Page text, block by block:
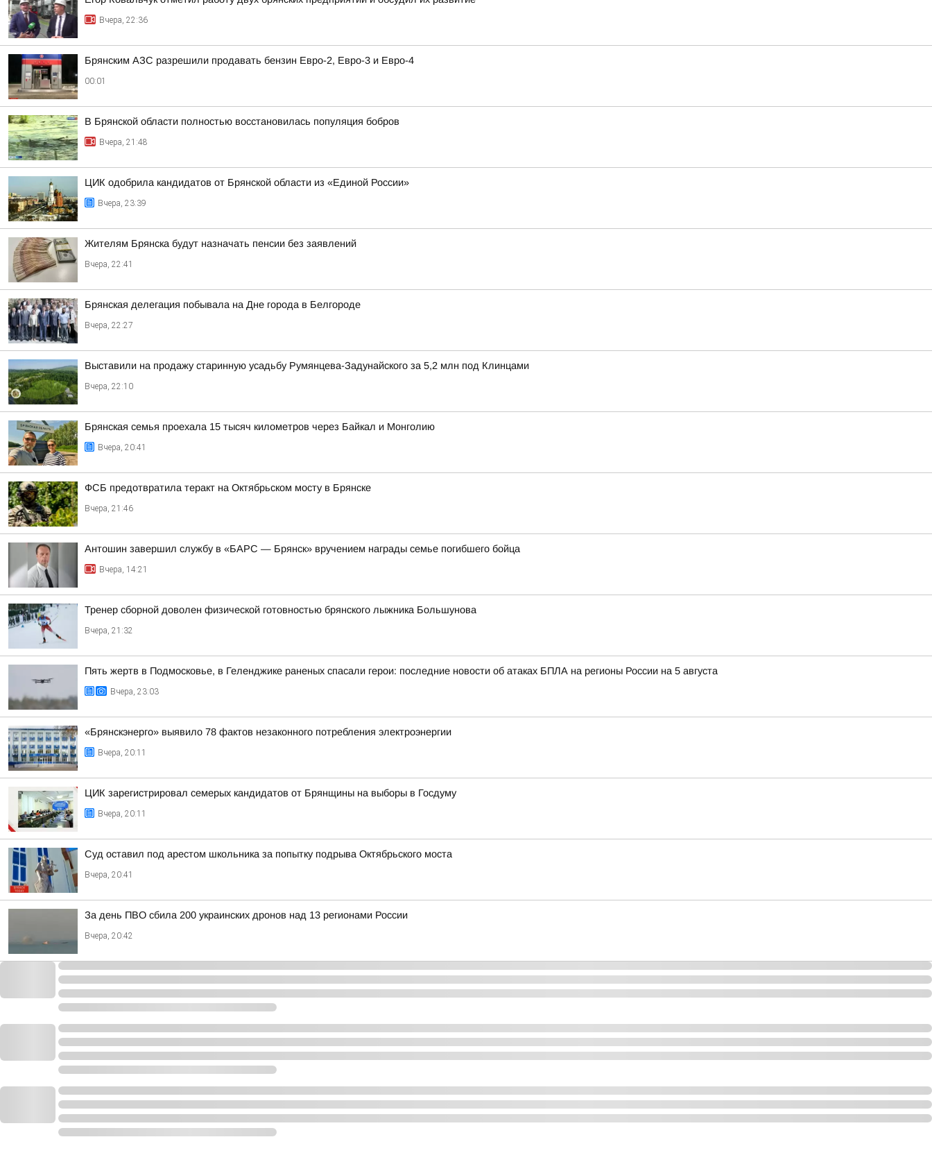
Вчера, 22:36
Брянским АЗС разрешили продавать бензин Евро-2, Евро-3 и Евро-4
00:01
В Брянской области полностью восстановилась популяция бобров
Вчера, 21:48
ЦИК одобрила кандидатов от Брянской области из «Единой России»
Вчера, 23:39
Жителям Брянска будут назначать пенсии без заявлений
Вчера, 22:41
Брянская делегация побывала на Дне города в Белгороде
Вчера, 22:27
Выставили на продажу старинную усадьбу Румянцева-Задунайского за 5,2 млн под Клинцами
Вчера, 22:10
Брянская семья проехала 15 тысяч километров через Байкал и Монголию
Вчера, 20:41
ФСБ предотвратила теракт на Октябрьском мосту в Брянске
Вчера, 21:46
Антошин завершил службу в «БАРС — Брянск» вручением награды семье погибшего бойца
Вчера, 14:21
Тренер сборной доволен физической готовностью брянского лыжника Большунова
Вчера, 21:32
Пять жертв в Подмосковье, в Геленджике раненых спасали герои: последние новости об атаках БПЛА на регионы России на 5 августа
Вчера, 23:03
«Брянскэнерго» выявило 78 фактов незаконного потребления электроэнергии
Вчера, 20:11
ЦИК зарегистрировал семерых кандидатов от Брянщины на выборы в Госдуму
Вчера, 20:11
Суд оставил под арестом школьника за попытку подрыва Октябрьского моста
Вчера, 20:41
За день ПВО сбила 200 украинских дронов над 13 регионами России
Вчера, 20:42